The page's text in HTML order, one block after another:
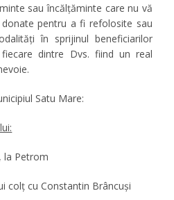
sau încălţăminte care nu vă
pentru a fi refolosite sau
în sprijinul beneficiarilor
dintre Dvs. fiind un real
Satu Mare:
la Petrom
colț cu Constantin Brâncuși